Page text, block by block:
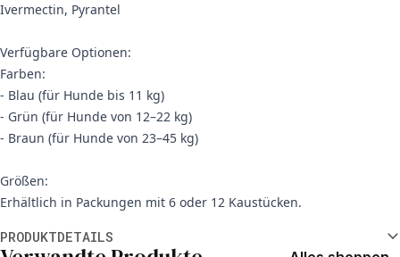
Ivermectin, Pyrantel
Verfügbare Optionen:
Farben:
- Blau (für Hunde bis 11 kg)
- Grün (für Hunde von 12–22 kg)
- Braun (für Hunde von 23–45 kg)
Größen:
Erhältlich in Packungen mit 6 oder 12 Kaustücken.
PRODUKTDETAILS